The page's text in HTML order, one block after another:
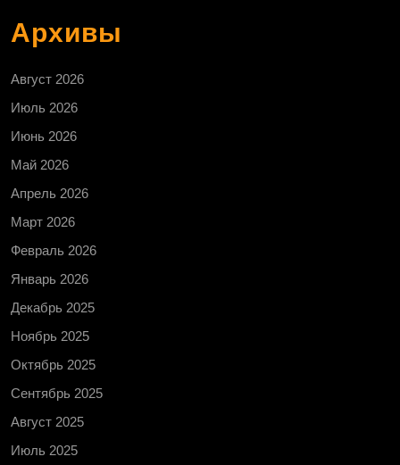
Архивы
Август 2026
Июль 2026
Июнь 2026
Май 2026
Апрель 2026
Март 2026
Февраль 2026
Январь 2026
Декабрь 2025
Ноябрь 2025
Октябрь 2025
Сентябрь 2025
Август 2025
Июль 2025